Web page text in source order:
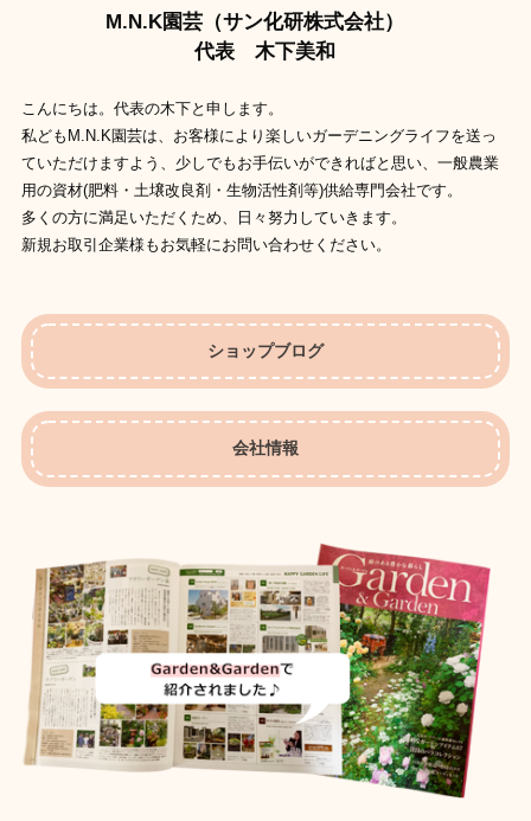
M.N.K園芸（サン化研株式会社）
代表 木下美和
こんにちは。代表の木下と申します。
私どもM.N.K園芸は、お客様により楽しいガーデニングライフを送っ
ていただけますよう、少しでもお手伝いができればと思い、一般農業
用の資材(肥料・土壌改良剤・生物活性剤等)供給専門会社です。
多くの方に満足いただくため、日々努力していきます。
新規お取引企業様もお気軽にお問い合わせください。
ショップブログ
会社情報